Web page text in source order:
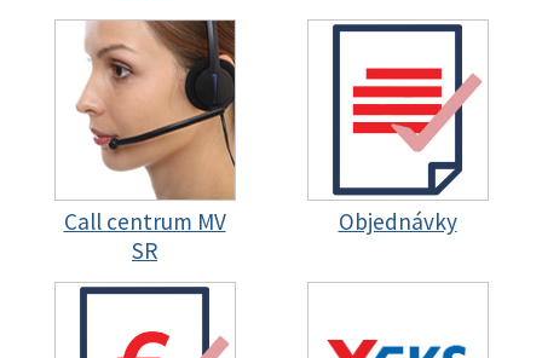
Call centrum MV
SR
Objednávky